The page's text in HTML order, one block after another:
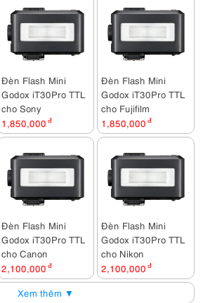
Đèn Flash Mini
Godox iT30Pro TTL
cho Sony
1,850,000 đ
Đèn Flash Mini
Godox iT30Pro TTL
cho Fujifilm
1,850,000 đ
Đèn Flash Mini
Godox iT30Pro TTL
cho Canon
2,100,000 đ
Đèn Flash Mini
Godox iT30Pro TTL
cho Nikon
2,100,000 đ
Xem thêm ▼